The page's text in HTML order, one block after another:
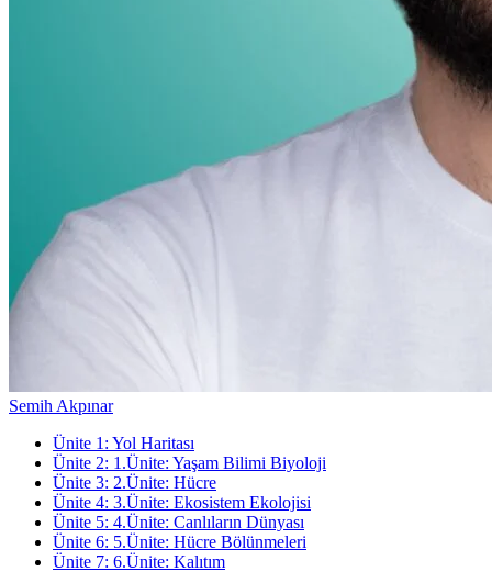
Semih Akpınar
Ünite 1 : Yol Haritası
Ünite 2: 1.Ünite: Yaşam Bilimi Biyoloji
Ünite 3: 2.Ünite: Hücre
Ünite 4: 3.Ünite: Ekosistem Ekolojisi
Ünite 5: 4.Ünite: Canlıların Dünyası
Ünite 6: 5.Ünite: Hücre Bölünmeleri
Ünite 7: 6.Ünite: Kalıtım